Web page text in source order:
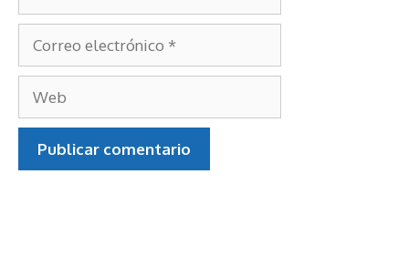
Nombre
Correo
electrónico
Web